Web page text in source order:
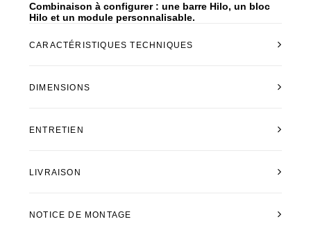
Combinaison à configurer : une barre Hilo, un bloc
Hilo et un module personnalisable.
CARACTÉRISTIQUES TECHNIQUES
DIMENSIONS
ENTRETIEN
LIVRAISON
NOTICE DE MONTAGE